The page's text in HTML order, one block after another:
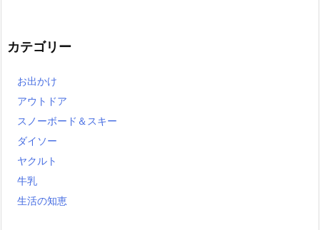
カテゴリー
お出かけ
アウトドア
スノーボード＆スキー
ダイソー
ヤクルト
牛乳
生活の知恵